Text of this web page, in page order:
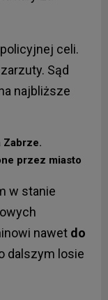
celi.
Sąd
najbliższe
Zabrze.
przez miasto
w stanie
nawet do
dalszym losie